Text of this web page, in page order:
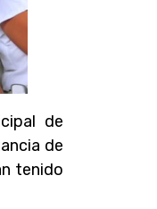
de
de
tenido